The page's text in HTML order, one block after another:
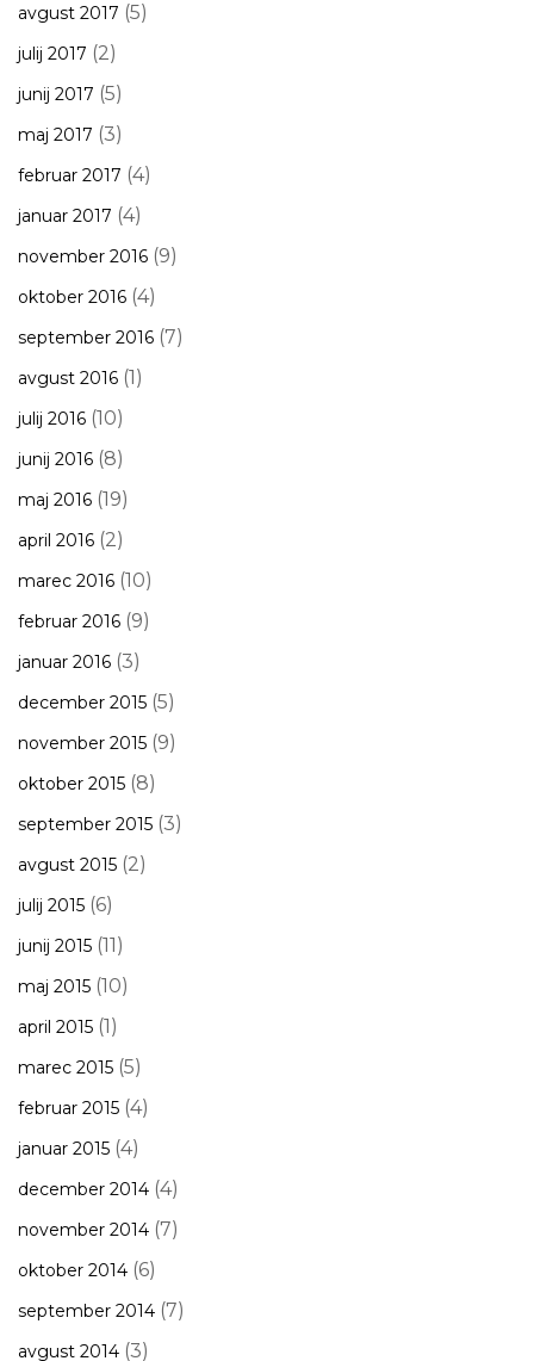
avgust 2017 (5)
julij 2017 (2)
junij 2017 (5)
maj 2017 (3)
februar 2017 (4)
januar 2017 (4)
november 2016 (9)
oktober 2016 (4)
september 2016 (7)
avgust 2016 (1)
julij 2016 (10)
junij 2016 (8)
maj 2016 (19)
april 2016 (2)
marec 2016 (10)
februar 2016 (9)
januar 2016 (3)
december 2015 (5)
november 2015 (9)
oktober 2015 (8)
september 2015 (3)
avgust 2015 (2)
julij 2015 (6)
junij 2015 (11)
maj 2015 (10)
april 2015 (1)
marec 2015 (5)
februar 2015 (4)
januar 2015 (4)
december 2014 (4)
november 2014 (7)
oktober 2014 (6)
september 2014 (7)
avgust 2014 (3)